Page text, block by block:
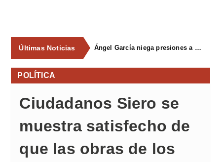
Últimas Noticias Ángel García niega presiones a comercios y asegura que el Ayuntamiento cumple "de manera muy rigurosa" la Ley de Contratos
POLÍTICA
Ciudadanos Siero se
muestra satisfecho de
que las obras de los